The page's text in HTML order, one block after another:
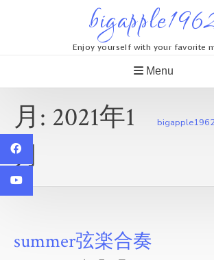
Enjoy yourself with your favorite
Menu
月: 2021年1
月
summer弦楽合奏